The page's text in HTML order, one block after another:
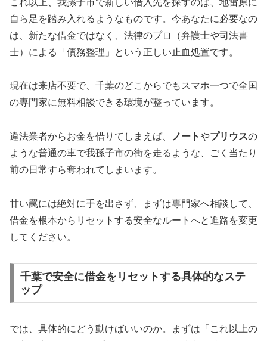
自ら足を踏み入れるようなものです。今あなたに必要なの
は、新たな借金ではなく、法律のプロ（弁護士や司法書
士）による「債務整理」という正しい止血処置です。
現在は来店不要で、千葉のどこからでもスマホ一つで全国
の専門家に無料相談できる環境が整っています。
違法業者からお金を借りてしまえば、 ノートやプリウスの
ような普通の車で我孫子市の街を走るような、ごく当たり
前の日常すら奪われてしまいます。
甘い罠には絶対に手を出さず、まずは専門家へ相談して、
借金を根本からリセットする安全なルートへと進路を変更
してください。
千葉で安全に借金をリセットする具体的なステ
ップ
では、具体的にどう動けばいいのか。まずは「これ以上の